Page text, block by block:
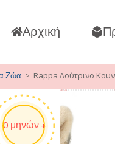
Αρχική
Ζώα > Rappa Λούτρινο
0 μηνών +